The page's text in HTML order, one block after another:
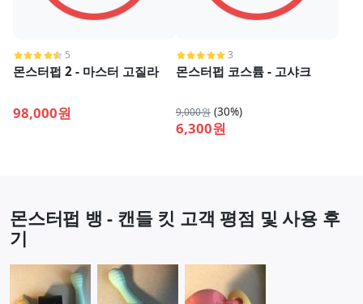
5
몬스터펍 2 - 마스터 고질라
98,000원
3
몬스터펍 코스튬 - 고샤크
9,000원 (30%)
6,300원
몬스터펍 뱅 - 캔들 킷 고객 평점 및 사용 후
기